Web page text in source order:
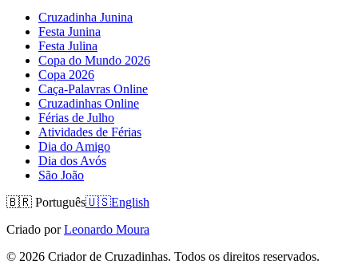
Cruzadinha Junina
Festa Junina
Festa Julina
Copa do Mundo 2026
Copa 2026
Caça-Palavras Online
Cruzadinhas Online
Férias de Julho
Atividades de Férias
Dia do Amigo
Dia dos Avós
São João
🇧🇷 Português🇺🇸English
Criado por Leonardo Moura
© 2026 Criador de Cruzadinhas. Todos os direitos reservados.